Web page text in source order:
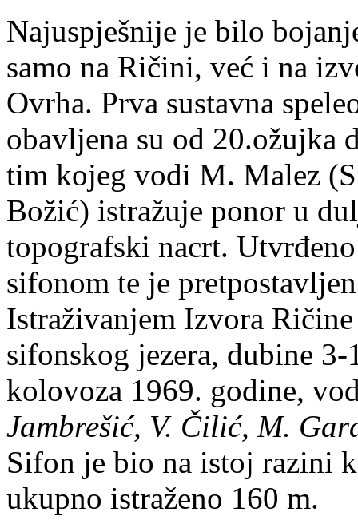
Najuspješnije je bilo
samo na Ričini, već i na
Ovrha. Prva sustavna
obavljena su od 20.ožujka
tim kojeg vodi M. Malez
Božić) istražuje ponor u
topografski nacrt.
sifonom te je
Istraživanjem Izvora
sifonskog jezera, dubine
kolovoza 1969. godine,
Jambrešić, V. Čilić, M.
Sifon je bio na istoj razini
ukupno istraženo 160 m.